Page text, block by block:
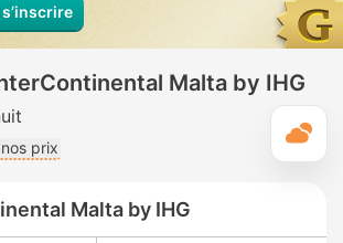
Malta by IHG
prix
Malta by IHG